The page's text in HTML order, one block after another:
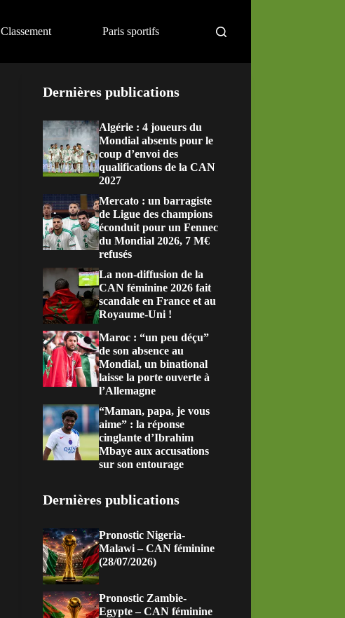
Classement Paris sportifs
Dernières publications
Algérie : 4 joueurs du
Mondial absents pour le
coup d’envoi des
qualifications de la CAN
2027
Mercato : un barragiste
de Ligue des champions
éconduit pour un Fennec
du Mondial 2026, 7 M€
refusés
La non-diffusion de la
CAN féminine 2026 fait
scandale en France et au
Royaume-Uni !
Maroc : “un peu déçu”
de son absence au
Mondial, un binational
laisse la porte ouverte à
l’Allemagne
“Maman, papa, je vous
aime” : la réponse
cinglante d’Ibrahim
Mbaye aux accusations
sur son entourage
Dernières publications
Pronostic Nigeria-
Malawi – CAN féminine
(28/07/2026)
Pronostic Zambie-
Egypte – CAN féminine